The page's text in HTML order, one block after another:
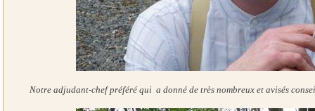
Notre adjudant-chef préféré qui a donné de très nombreux et avisés